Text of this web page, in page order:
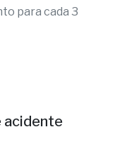
para cada 3
acidente